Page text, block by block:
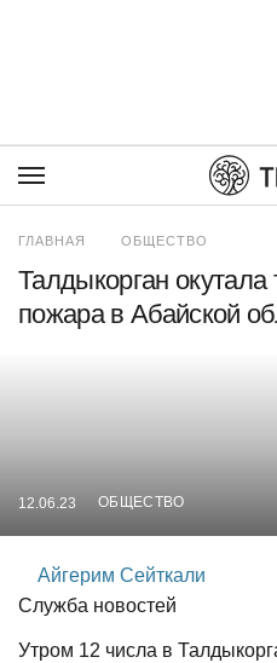
ГЛАВНАЯ ОБЩЕСТВО
Талдыкорган
пожара в Абайской
12.06.23 ОБЩЕСТВО
Айгерим Сейткали
Служба новостей
Утром 12 числа в